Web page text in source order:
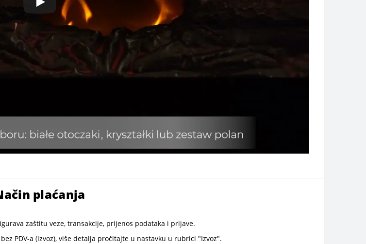
plaćanja
zaštitu veze, transakcije, prijenos podataka i prijave.
PDV-a (izvoz), više detalja pročitajte u nastavku u rubrici "Izvoz".